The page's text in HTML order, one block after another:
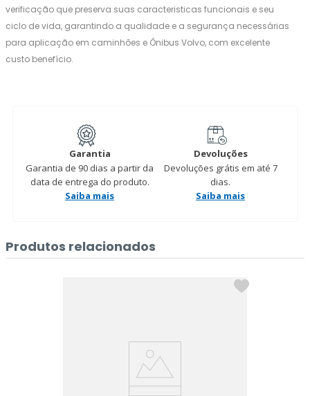
verificação que preserva suas caracteristicas funcionais e seu
ciclo de vida, garantindo a qualidade e a segurança necessárias
para aplicação em caminhões e Ônibus Volvo, com excelente
custo benefício.
Garantia
Garantia de 90 dias a partir da
data de entrega do produto.
Saiba mais
Devoluções
Devoluções grátis em até 7
dias.
Saiba mais
Produtos relacionados